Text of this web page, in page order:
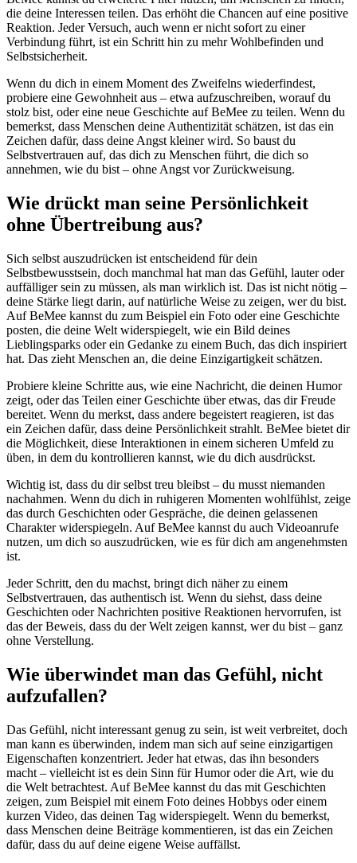
die deine Interessen teilen. Das erhöht die Chancen auf eine positive
Reaktion. Jeder Versuch, auch wenn er nicht sofort zu einer
Verbindung führt, ist ein Schritt hin zu mehr Wohlbefinden und
Selbstsicherheit.
Wenn du dich in einem Moment des Zweifelns wiederfindest,
probiere eine Gewohnheit aus – etwa aufzuschreiben, worauf du
stolz bist, oder eine neue Geschichte auf BeMee zu teilen. Wenn du
bemerkst, dass Menschen deine Authentizität schätzen, ist das ein
Zeichen dafür, dass deine Angst kleiner wird. So baust du
Selbstvertrauen auf, das dich zu Menschen führt, die dich so
annehmen, wie du bist – ohne Angst vor Zurückweisung.
Wie drückt man seine Persönlichkeit
ohne Übertreibung aus?
Sich selbst auszudrücken ist entscheidend für dein
Selbstbewusstsein, doch manchmal hat man das Gefühl, lauter oder
auffälliger sein zu müssen, als man wirklich ist. Das ist nicht nötig –
deine Stärke liegt darin, auf natürliche Weise zu zeigen, wer du bist.
Auf BeMee kannst du zum Beispiel ein Foto oder eine Geschichte
posten, die deine Welt widerspiegelt, wie ein Bild deines
Lieblingsparks oder ein Gedanke zu einem Buch, das dich inspiriert
hat. Das zieht Menschen an, die deine Einzigartigkeit schätzen.
Probiere kleine Schritte aus, wie eine Nachricht, die deinen Humor
zeigt, oder das Teilen einer Geschichte über etwas, das dir Freude
bereitet. Wenn du merkst, dass andere begeistert reagieren, ist das
ein Zeichen dafür, dass deine Persönlichkeit strahlt. BeMee bietet dir
die Möglichkeit, diese Interaktionen in einem sicheren Umfeld zu
üben, in dem du kontrollieren kannst, wie du dich ausdrückst.
Wichtig ist, dass du dir selbst treu bleibst – du musst niemanden
nachahmen. Wenn du dich in ruhigeren Momenten wohlfühlst, zeige
das durch Geschichten oder Gespräche, die deinen gelassenen
Charakter widerspiegeln. Auf BeMee kannst du auch Videoanrufe
nutzen, um dich so auszudrücken, wie es für dich am angenehmsten
ist.
Jeder Schritt, den du machst, bringt dich näher zu einem
Selbstvertrauen, das authentisch ist. Wenn du siehst, dass deine
Geschichten oder Nachrichten positive Reaktionen hervorrufen, ist
das der Beweis, dass du der Welt zeigen kannst, wer du bist – ganz
ohne Verstellung.
Wie überwindet man das Gefühl, nicht
aufzufallen?
Das Gefühl, nicht interessant genug zu sein, ist weit verbreitet, doch
man kann es überwinden, indem man sich auf seine einzigartigen
Eigenschaften konzentriert. Jeder hat etwas, das ihn besonders
macht – vielleicht ist es dein Sinn für Humor oder die Art, wie du
die Welt betrachtest. Auf BeMee kannst du das mit Geschichten
zeigen, zum Beispiel mit einem Foto deines Hobbys oder einem
kurzen Video, das deinen Tag widerspiegelt. Wenn du bemerkst,
dass Menschen deine Beiträge kommentieren, ist das ein Zeichen
dafür, dass du auf deine eigene Weise auffällst.